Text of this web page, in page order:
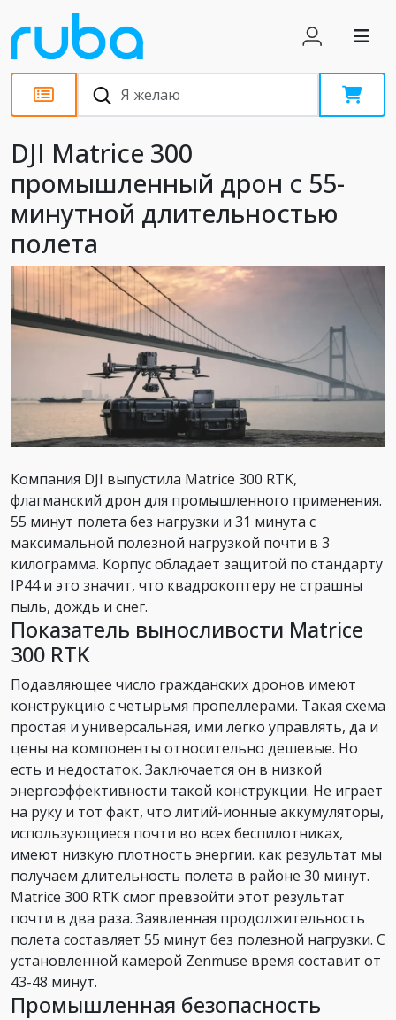
Новости
DJI Matrice 300
промышленный дрон с 55-
минутной длительностью
полета
Компания DJI выпустила Matrice 300 RTK,
флагманский дрон для промышленного применения.
55 минут полета без нагрузки и 31 минута с
максимальной полезной нагрузкой почти в 3
килограмма. Корпус обладает защитой по стандарту
IP44 и это значит, что квадрокоптеру не страшны
пыль, дождь и снег.
Показатель выносливости Matrice
300 RTK
Подавляющее число гражданских дронов имеют
конструкцию с четырьмя пропеллерами. Такая схема
простая и универсальная, ими легко управлять, да и
цены на компоненты относительно дешевые. Но
есть и недостаток. Заключается он в низкой
энергоэффективности такой конструкции. Не играет
на руку и тот факт, что литий-ионные аккумуляторы,
использующиеся почти во всех беспилотниках,
имеют низкую плотность энергии. как результат мы
получаем длительность полета в районе 30 минут.
Matrice 300 RTK смог превзойти этот результат
почти в два раза. Заявленная продолжительность
полета составляет 55 минут без полезной нагрузки. С
установленной камерой Zenmuse время составит от
43-48 минут.
Промышленная безопасность